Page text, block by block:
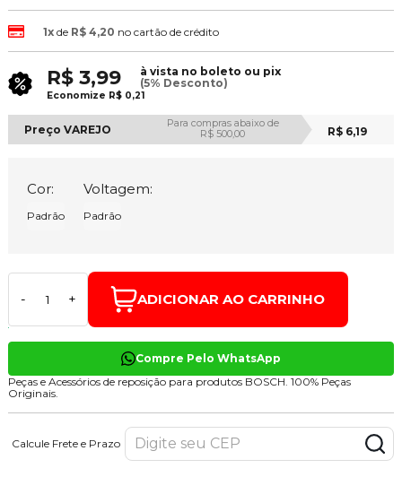
1xde R$ 4,20 no cartão de crédito
R$ 3,99
à vista no boleto ou pix
(5% Desconto)
Economize R$ 0,21
Preço VAREJO
Para compras abaixo de
R$ 500,00
R$ 6,19
Cor:
Padrão
Voltagem:
Padrão
- + ADICIONAR AO CARRINHO
Compre Pelo WhatsApp
Peças e Acessórios de reposição para produtos BOSCH. 100% Peças
Originais.
Calcule Frete e Prazo